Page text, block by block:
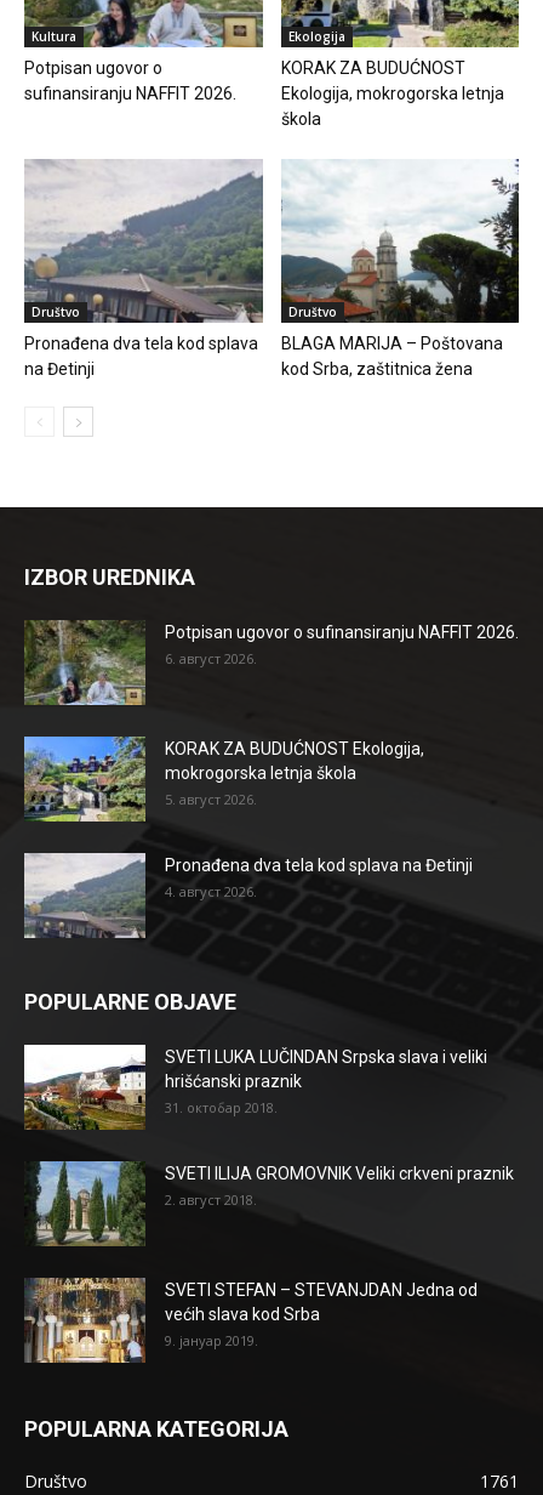
Kultura
Potpisan ugovor o
sufinansiranju NAFFIT 2026.
Ekologija
KORAK ZA BUDUĆNOST
Ekologija, mokrogorska letnja
škola
Društvo
Pronađena dva tela kod splava
na Đetinji
Društvo
BLAGA MARIJA – Poštovana
kod Srba, zaštitnica žena
IZBOR UREDNIKA
Potpisan ugovor o sufinansiranju NAFFIT 2026.
6. август 2026.
KORAK ZA BUDUĆNOST Ekologija,
mokrogorska letnja škola
5. август 2026.
Pronađena dva tela kod splava na Đetinji
4. август 2026.
POPULARNE OBJAVE
SVETI LUKA LUČINDAN Srpska slava i veliki
hrišćanski praznik
31. октобар 2018.
SVETI ILIJA GROMOVNIK Veliki crkveni praznik
2. август 2018.
SVETI STEFAN – STEVANJDAN Jedna od
većih slava kod Srba
9. јануар 2019.
POPULARNA KATEGORIJA
Društvo
1761